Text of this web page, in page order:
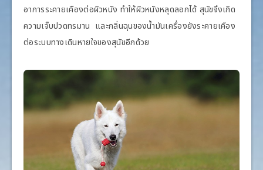
อาการระคายเคืองต่อผิวหนัง ทำให้ผิวหนังหลุดลอกได้ สุนัขจึงเกิด
ความเจ็บปวดทรมาน และกลิ่นฉุนของน้ำมันเครื่องยังระคายเคือง
ต่อระบบทางเดินหายใจของสุนัขอีกด้วย